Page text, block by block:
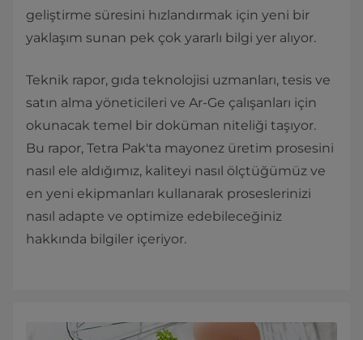
geliştirme süresini hızlandırmak için yeni bir
yaklaşım sunan pek çok yararlı bilgi yer alıyor.
Teknik rapor, gıda teknolojisi uzmanları, tesis ve
satın alma yöneticileri ve Ar-Ge çalışanları için
okunacak temel bir doküman niteliği taşıyor.
Bu rapor, Tetra Pak'ta mayonez üretim prosesini
nasıl ele aldığımız, kaliteyi nasıl ölçtüğümüz ve
en yeni ekipmanları kullanarak proseslerinizi
nasıl adapte ve optimize edebileceğiniz
hakkında bilgiler içeriyor.